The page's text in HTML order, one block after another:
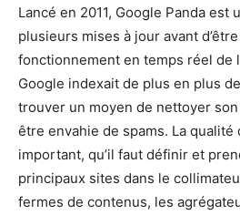
Lancé en 2011, Google Panda est
plusieurs mises à jour avant
fonctionnement en temps réel de
Google indexait de plus en plus
trouver un moyen de nettoyer
être envahie de spams. La
important, qu’il faut définir et
principaux sites dans le
fermes de contenus, les